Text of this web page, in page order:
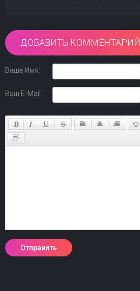
ДОБАВИТЬ КОММЕНТАРИЙ
Ваше Имя:
Ваш E-Mail: